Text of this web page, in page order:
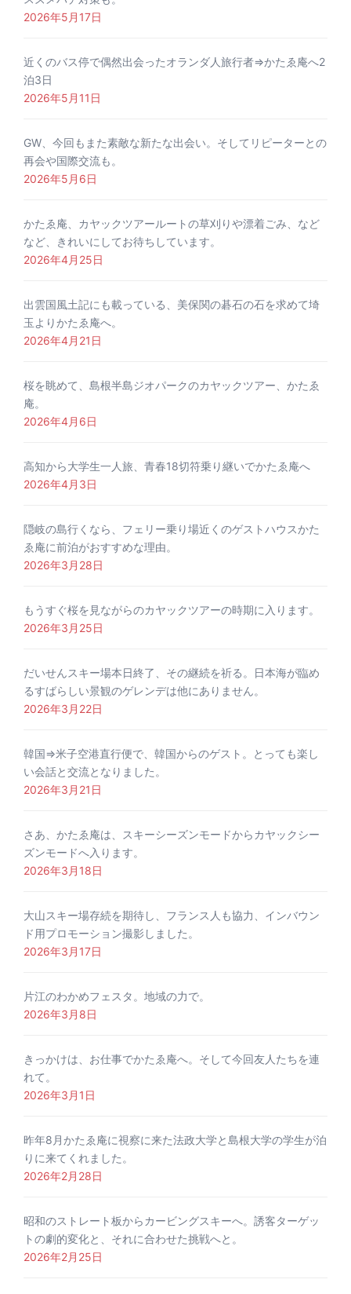
2026年5月17日
近くのバス停で偶然出会ったオランダ人旅行者⇒かたゑ庵へ2
泊3日
2026年5月11日
GW、今回もまた素敵な新たな出会い。そしてリピーターとの
再会や国際交流も。
2026年5月6日
かたゑ庵、カヤックツアールートの草刈りや漂着ごみ、など
など、きれいにしてお待ちしています。
2026年4月25日
出雲国風土記にも載っている、美保関の碁石の石を求めて埼
玉よりかたゑ庵へ。
2026年4月21日
桜を眺めて、島根半島ジオパークのカヤックツアー、かたゑ
庵。
2026年4月6日
高知から大学生一人旅、青春18切符乗り継いでかたゑ庵へ
2026年4月3日
隠岐の島行くなら、フェリー乗り場近くのゲストハウスかた
ゑ庵に前泊がおすすめな理由。
2026年3月28日
もうすぐ桜を見ながらのカヤックツアーの時期に入ります。
2026年3月25日
だいせんスキー場本日終了、その継続を祈る。日本海が臨め
るすばらしい景観のゲレンデは他にありません。
2026年3月22日
韓国⇒米子空港直行便で、韓国からのゲスト。とっても楽し
い会話と交流となりました。
2026年3月21日
さあ、かたゑ庵は、スキーシーズンモードからカヤックシー
ズンモードへ入ります。
2026年3月18日
大山スキー場存続を期待し、フランス人も協力、インバウン
ド用プロモーション撮影しました。
2026年3月17日
片江のわかめフェスタ。地域の力で。
2026年3月8日
きっかけは、お仕事でかたゑ庵へ。そして今回友人たちを連
れて。
2026年3月1日
昨年8月かたゑ庵に視察に来た法政大学と島根大学の学生が泊
りに来てくれました。
2026年2月28日
昭和のストレート板からカービングスキーへ。誘客ターゲッ
トの劇的変化と、それに合わせた挑戦へと。
2026年2月25日